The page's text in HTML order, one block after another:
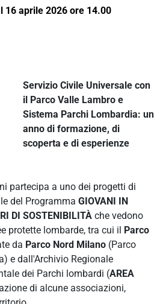
16 aprile 2026 ore 14.00
Servizio Civile Universale con
il Parco Valle Lambro e
Sistema Parchi Lombardia: un
anno di formazione, di
scoperta e di esperienze
partecipa a uno dei progetti di
del Programma GIOVANI IN
DI SOSTENIBILITÀ che vedono
protette lombarde, tra cui il
Parco
da Parco Nord Milano (Parco
e dall'Archivio Regionale
dei Parchi lombardi (AREA
di alcune associazioni,